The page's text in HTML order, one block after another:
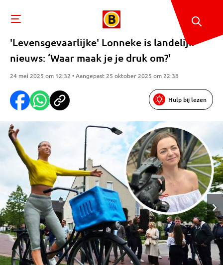
'Levensgevaarlijke' Lonneke is landelijk
nieuws: ‘Waar maak je je druk om?'
24 mei 2025 om 12:32 • Aangepast 25 oktober 2025 om 22:38
Hulp bij lezen